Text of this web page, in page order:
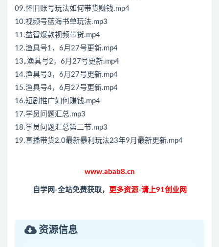
09.怀旧账号玩法如何带货赚钱.mp4
10.视频号蓝海书单玩法.mp3
11.益智爆款视频带货.mp4
12.渔具号1，6月27号更新.mp4
13,.渔具号2，6月27号更新.mp4
14.渔具号3，6月27号更新.mp4
15.渔具号4，6月27号更新.mp4
16.短剧推广如何赚钱.mp4
17.学员问题汇总.mp3
18.学员问题汇总第二节.mp3
19.直播带货2.0最新暴利玩法23年9月最新更新.mp4
www.abab8.cn
自学网-全站免费获取， 更多资源-请上91创业网
资源信息